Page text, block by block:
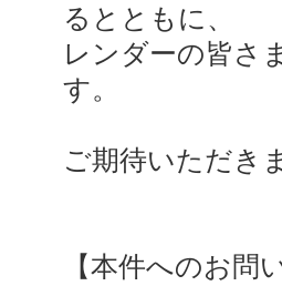
るとともに、
レンダーの皆さ
す。
ご期待いただき
【本件へのお問